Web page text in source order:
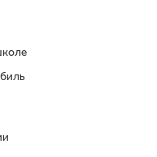
качества, предлагая
материально-
в процессе